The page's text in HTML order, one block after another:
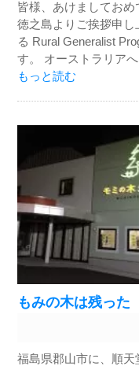
皆様、あけましておめ
徳之島よりご挨拶申
る Rural Generalist
す。 オーストラリア
もっと読む
もみの木は残った
福島県郡山市に、順天